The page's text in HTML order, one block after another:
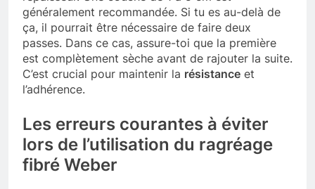
généralement recommandée. Si tu es au-delà de
ça, il pourrait être nécessaire de faire deux
passes. Dans ce cas, assure-toi que la première
est complètement sèche avant de rajouter la suite.
C’est crucial pour maintenir la résistance et
l’adhérence.
Les erreurs courantes à éviter
lors de l’utilisation du ragréage
fibré Weber